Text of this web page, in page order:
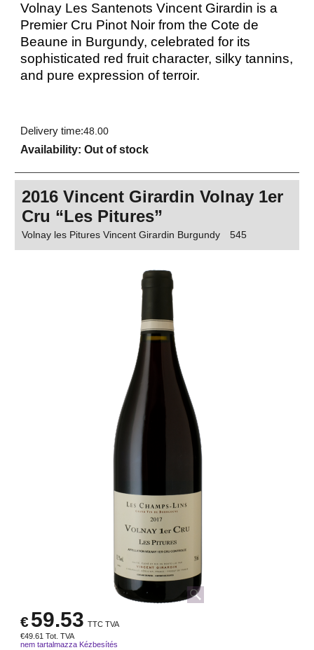
Volnay Les Santenots Vincent Girardin is a
Premier Cru Pinot Noir from the Cote de
Beaune in Burgundy, celebrated for its
sophisticated red fruit character, silky tannins,
and pure expression of terroir.
Delivery time:48.00
Availability: Out of stock
2016 Vincent Girardin Volnay 1er
Cru “Les Pitures”
Volnay les Pitures Vincent Girardin Burgundy 545
€59.53 TTC TVA
€49.61 Tot. TVA
nem tartalmazza Kézbesítés